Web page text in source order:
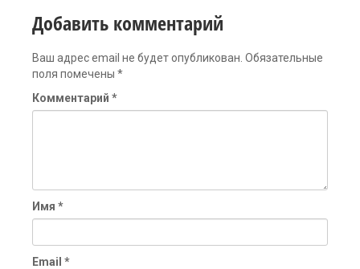
Добавить комментарий
Ваш адрес email не будет опубликован. Обязательные
поля помечены *
Комментарий *
Имя *
Email *